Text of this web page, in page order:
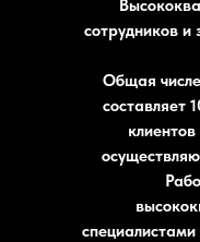
сотрудников и
Общая
составляет